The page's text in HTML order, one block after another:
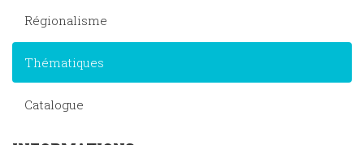
Régionalisme
Thématiques
Catalogue